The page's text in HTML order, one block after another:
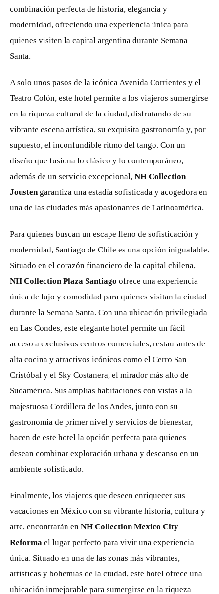
combinación perfecta de historia, elegancia y
modernidad, ofreciendo una experiencia única para
quienes visiten la capital argentina durante Semana
Santa.
A solo unos pasos de la icónica Avenida Corrientes y el
Teatro Colón, este hotel permite a los viajeros sumergirse
en la riqueza cultural de la ciudad, disfrutando de su
vibrante escena artística, su exquisita gastronomía y, por
supuesto, el inconfundible ritmo del tango. Con un
diseño que fusiona lo clásico y lo contemporáneo,
además de un servicio excepcional, NH Collection
Joustengarantiza una estadía sofisticada y acogedora en
una de las ciudades más apasionantes de Latinoamérica.
Para quienes buscan un escape lleno de sofisticación y
modernidad, Santiago de Chile es una opción inigualable.
Situado en el corazón financiero de la capital chilena,
NH Collection Plaza Santiago ofrece una experiencia
única de lujo y comodidad para quienes visitan la ciudad
durante la Semana Santa. Con una ubicación privilegiada
en Las Condes, este elegante hotel permite un fácil
acceso a exclusivos centros comerciales, restaurantes de
alta cocina y atractivos icónicos como el Cerro San
Cristóbal y el Sky Costanera, el mirador más alto de
Sudamérica. Sus amplias habitaciones con vistas a la
majestuosa Cordillera de los Andes, junto con su
gastronomía de primer nivel y servicios de bienestar,
hacen de este hotel la opción perfecta para quienes
desean combinar exploración urbana y descanso en un
ambiente sofisticado.
Finalmente, los viajeros que deseen enriquecer sus
vacaciones en México con su vibrante historia, cultura y
arte, encontrarán en NH Collection Mexico City
Reforma el lugar perfecto para vivir una experiencia
única. Situado en una de las zonas más vibrantes,
artísticas y bohemias de la ciudad, este hotel ofrece una
ubicación inmejorable para sumergirse en la riqueza